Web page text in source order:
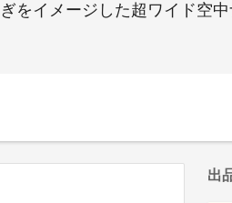
をイメージした超ワイド空
出